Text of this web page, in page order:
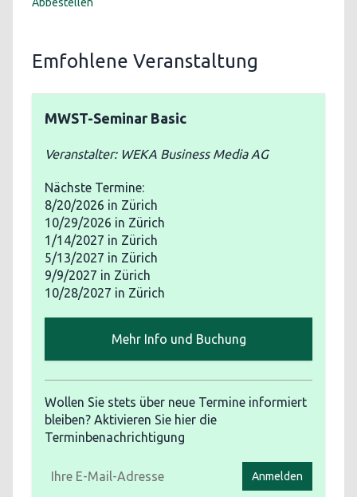
Emfohlene Veranstaltung
MWST-Seminar Basic
Veranstalter: WEKA Business Media AG
Nächste Termine:
8/20/2026 in Zürich
10/29/2026 in Zürich
1/14/2027 in Zürich
5/13/2027 in Zürich
9/9/2027 in Zürich
10/28/2027 in Zürich
Mehr Info und Buchung
Wollen Sie stets über neue Termine informiert
bleiben? Aktivieren Sie hier die
Terminbenachrichtigung
Anmelden